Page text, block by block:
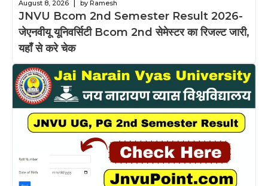
August 8, 2026 by Ramesh
JNVU Bcom 2nd Semester Result 2026-
जेएनवीयू यूनिवर्सिटी Bcom 2nd सेमेस्टर का रिजल्ट जारी,
यहाँ से करे चेक